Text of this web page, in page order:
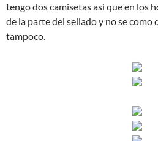
tengo dos camisetas asi que en los
de la parte del sellado y no se como
tampoco.